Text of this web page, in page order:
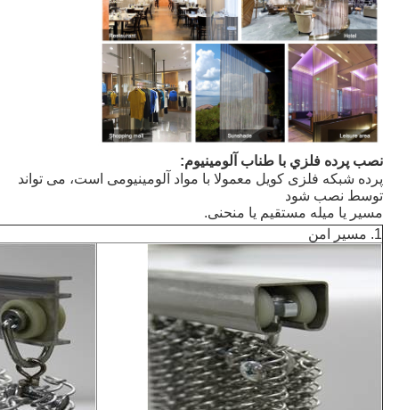
نصب پرده فلزي با طناب آلومينيوم:
پرده شبکه فلزی کویل معمولا با مواد آلومینیومی است، می تواند
توسط نصب شود
مسیر یا میله مستقیم یا منحنی.
1. مسير امن